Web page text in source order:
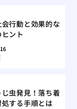
行動と効果的な
ント
虫発見！落ち着
する手順とは